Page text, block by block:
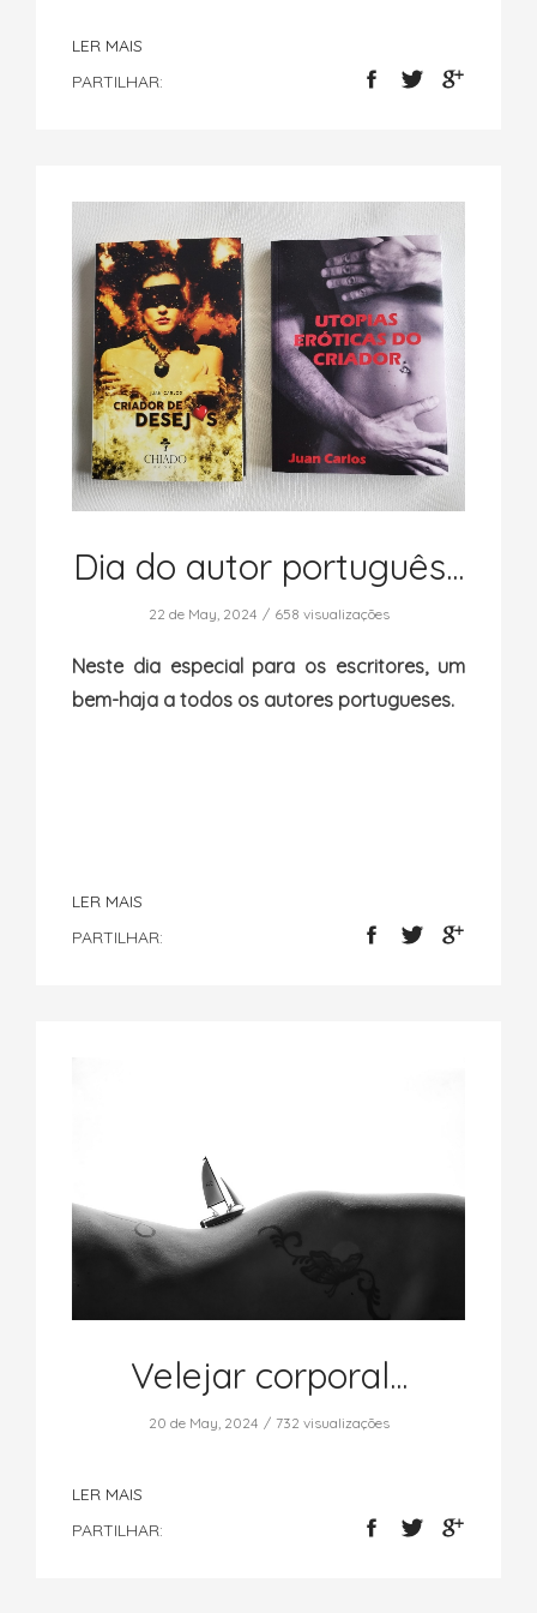
LER MAIS
PARTILHAR:
Dia do autor português...
22 de May, 2024 658 visualizações
Neste dia especial para os escritores, um
bem-haja a todos os autores portugueses.
LER MAIS
PARTILHAR:
Velejar corporal...
20 de May, 2024 732 visualizações
LER MAIS
PARTILHAR: